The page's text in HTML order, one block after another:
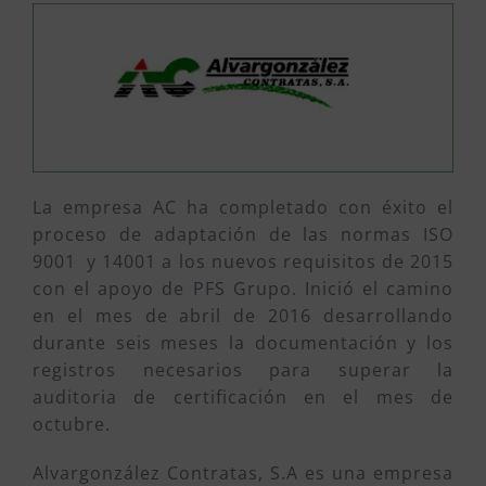
La empresa AC ha completado con éxito el
proceso de adaptación de las normas ISO
9001 y 14001 a los nuevos requisitos de 2015
con el apoyo de PFS Grupo. Inició el camino
en el mes de abril de 2016 desarrollando
durante seis meses la documentación y los
registros necesarios para superar la
auditoria de certificación en el mes de
octubre.
Alvargonzález Contratas, S.A es una empresa